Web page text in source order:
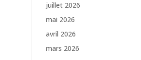
juillet 2026
mai 2026
avril 2026
mars 2026